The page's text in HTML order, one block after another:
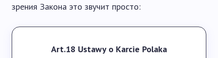
зрения Закона это звучит просто:
Art.18 Ustawy o Karcie Polaka